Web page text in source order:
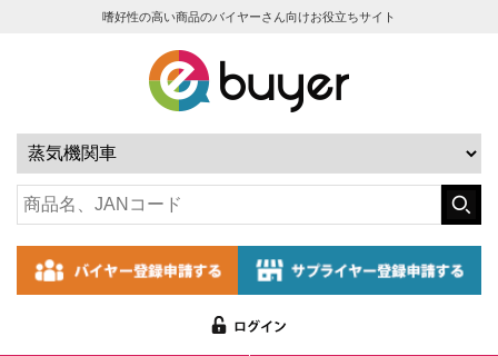
嗜好性の高い商品のバイヤーさん向けお役立ちサイト